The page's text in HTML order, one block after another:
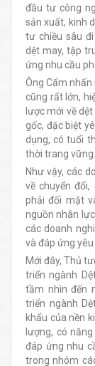
đầu tư công
sản xuất, kinh
tư chiều sâu
dệt may, tập
ứng nhu cầu
Ông Cẩm
cũng rất lớn,
lược mới về
gốc, đặc biệt
dụng, có tuổi
thời trang vững.
Như vậy, các
về chuyển
phải đối mặt
nguồn nhân
các doanh
và đáp ứng
Mới đây, Thủ
triển ngành
tầm nhìn đến
triển ngành
khẩu của nền
lượng, có
đáp ứng nhu
trong nhóm